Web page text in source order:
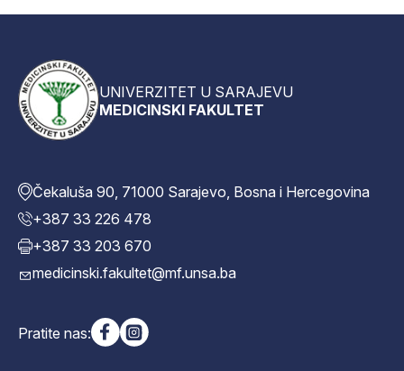
UNIVERZITET U SARAJEVU
MEDICINSKI FAKULTET
Čekaluša 90, 71000 Sarajevo, Bosna i Hercegovina
+387 33 226 478
+387 33 203 670
medicinski.fakultet@mf.unsa.ba
Pratite nas: